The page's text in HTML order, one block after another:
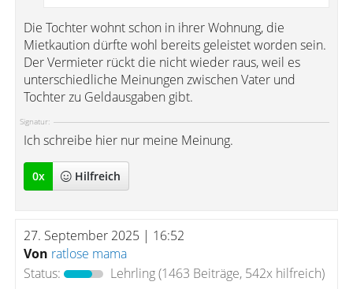
Die Tochter wohnt schon in ihrer Wohnung, die
Mietkaution dürfte wohl bereits geleistet worden sein.
Der Vermieter rückt die nicht wieder raus, weil es
unterschiedliche Meinungen zwischen Vater und
Tochter zu Geldausgaben gibt.
Signatur:
Ich schreibe hier nur meine Meinung.
0x Hilfreich
27. September 2025 | 16:52
Von ratlose mama
Status:
Lehrling(1463 Beiträge, 542x hilfreich)